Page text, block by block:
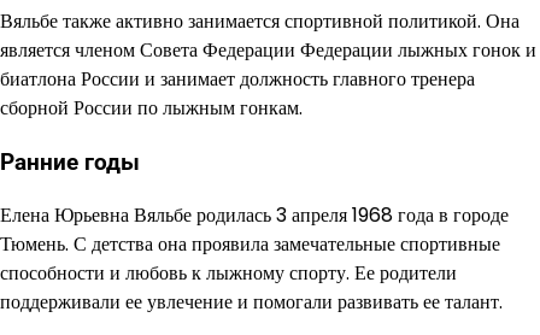
Вяльбе также активно занимается спортивной политикой. Она
является членом Совета Федерации Федерации лыжных гонок и
биатлона России и занимает должность главного тренера
сборной России по лыжным гонкам.
Ранние годы
Елена Юрьевна Вяльбе родилась 3 апреля 1968 года в городе
Тюмень. С детства она проявила замечательные спортивные
способности и любовь к лыжному спорту. Ее родители
поддерживали ее увлечение и помогали развивать ее талант.